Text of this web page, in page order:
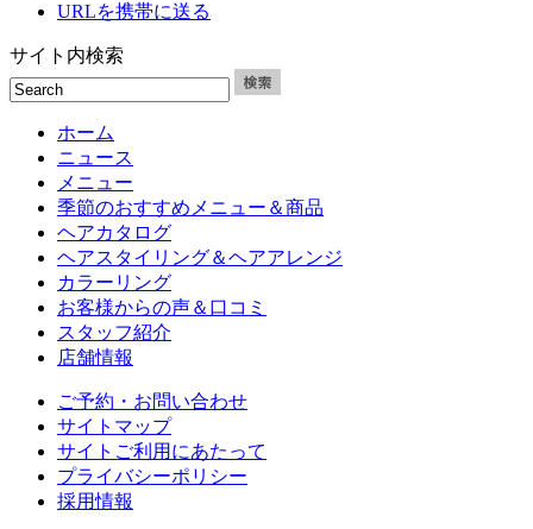
URLを携帯に送る
サイト内検索
ホーム
ニュース
メニュー
季節のおすすめメニュー＆商品
ヘアカタログ
ヘアスタイリング＆ヘアアレンジ
カラーリング
お客様からの声＆口コミ
スタッフ紹介
店舗情報
ご予約・お問い合わせ
サイトマップ
サイトご利用にあたって
プライバシーポリシー
採用情報